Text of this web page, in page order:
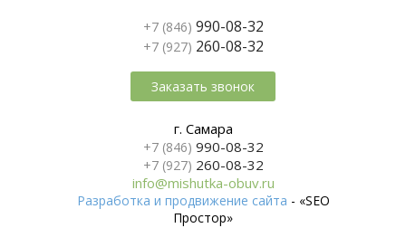
+7 (846) 990-08-32
+7 (927) 260-08-32
Заказать звонок
г. Самара
+7 (846) 990-08-32
+7 (927) 260-08-32
info@mishutka-obuv.ru
Разработка и продвижение сайта - «SEO
Простор»